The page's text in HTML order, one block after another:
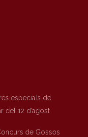
especials de
del 12 d’agost
de Gossos